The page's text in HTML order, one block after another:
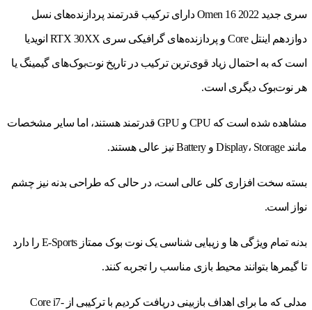
سری جدید Omen 16 2022 دارای ترکیب قدرتمند پردازنده‌های نسل
دوازدهم اینتل Core و پردازنده‌های گرافیکی سری RTX 30XX انویدیا
است که به احتمال زیاد قوی‌ترین ترکیب در تاریخ نوت‌بوک‌های گیمینگ یا
هر نوت‌بوک دیگری است.
مشاهده شده است که CPU و GPU قدرتمند هستند، اما سایر مشخصات
مانند Display، Storage و Battery نیز عالی هستند.
بسته سخت افزاری کلی عالی است، در حالی که طراحی بدنه نیز چشم
نواز است.
بدنه تمام ویژگی ها و زیبایی شناسی یک نوت بوک ممتاز E-Sports را دارد
تا گیمرها بتوانند محیط بازی مناسب را تجربه کنند.
مدلی که ما برای اهداف بازبینی دریافت کردیم با ترکیبی از Core i7-